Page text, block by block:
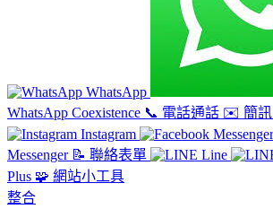
WhatsApp
WhatsApp Coexistence 📞 電話通話 ✉️ 簡訊
Instagram
Messenger 📝 聯絡表單 Line
Plus 🧩 網站小工具
整合